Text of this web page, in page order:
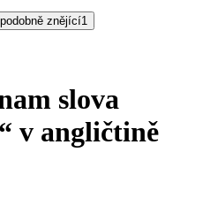
podobně znějící1
slova
v angličtině